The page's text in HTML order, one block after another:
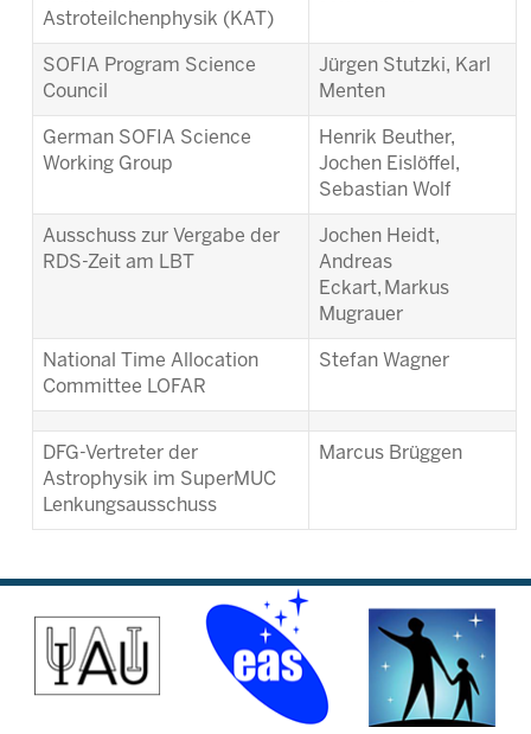
Astroteilchenphysik (KAT)
SOFIA Program Science
Council
Jürgen Stutzki, Karl
Menten
German SOFIA Science
Working Group
Henrik Beuther,
Jochen Eislöffel,
Sebastian Wolf
Ausschuss zur Vergabe der
RDS-Zeit am LBT
Jochen Heidt,
Andreas
Eckart, Markus
Mugrauer
National Time Allocation
Committee LOFAR
Stefan Wagner
DFG-Vertreter der
Astrophysik im SuperMUC
Lenkungsausschuss
Marcus Brüggen